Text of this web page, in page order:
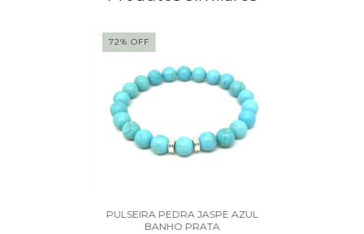
72% OFF
PULSEIRA PEDRA JASPE AZUL
BANHO PRATA